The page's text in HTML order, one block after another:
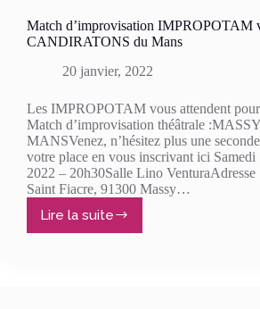
Match d’improvisation IMPROPOTAM
CANDIRATONS du Mans
20 janvier, 2022
Les IMPROPOTAM vous attendent
Match d’improvisation théâtrale
MANSVenez, n’hésitez plus une
votre place en vous inscrivant ici
2022 – 20h30Salle Lino VenturaAdresse
Saint Fiacre, 91300 Massy…
Lire la suite
Match
d’improvisation